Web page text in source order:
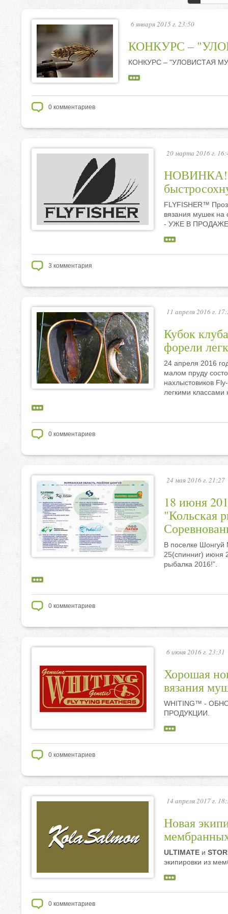
6 января 2015 г. 23:50
КОНКУРС –
КОНКУРС – "УЛОВИСТАЯ
0 комментариев
20 марта 2016 г.
НОВИНКА!
FLYFISHER™
вязания мушек на
- УЖЕ В
3 комментария
11 апреля 2016 г.
Кубок
форели
24 апреля 2016
малом пруду
нахлыстовиков
легкими
0 комментариев
24 мая 2016 г. 21:27
18 июня
"Кольская
В поселке Шонгуй
25(спинниг) июня
рыбалка 2016!”.
0 комментариев
6 июня 2016 г. 23:31
Хорошая
вязания
WHITING™ -
ПРОДУКЦИИ.
0 комментариев
14 апреля 2017 г.
Новая
ULTIMATE и
экипировки из
0 комментариев